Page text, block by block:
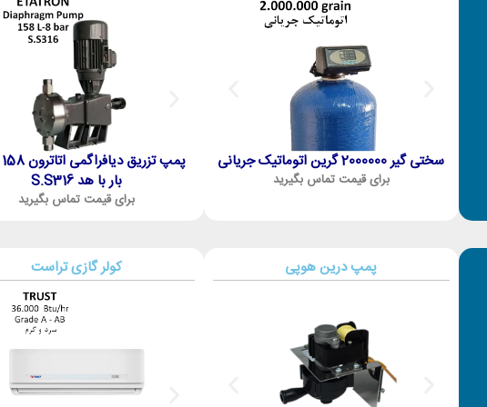
تخصصی بهره‌مند می‌شوید و تجهیزات مورد نیاز را با بهترین قیمت
بهار شمالی، پلاک ۲۳۷
شمالی، پلاک ۲۴۵، واحد ۶
سختی گیر 2000000 گرین اتوماتیک جریانی
برای قیمت تماس بگیرید
سختی گیر 1500000 گرین اتوماتیک جریانی
برای قیمت تماس بگیرید
بار با هد S.S316
برای قیمت تماس بگیرید
پمپ درین هوپی کولر گازی تراست